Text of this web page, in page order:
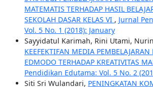
MATEMATIS TERHADAP HASIL
SEKOLAH DASAR KELAS VI , Jurnal
Vol. 5 No. 1 (2018): January
Sayyidatul Karimah, Rini Utami,
KEEFEKTIFAN MEDIA PEMBELAJARAN
EDMODO TERHADAP KREATIVITAS
Pendidikan Edutama: Vol. 5 No. 2
Siti Sri Wulandari, PENINGKATAN